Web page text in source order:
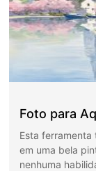
Foto para
Esta
em uma bela
nenhuma